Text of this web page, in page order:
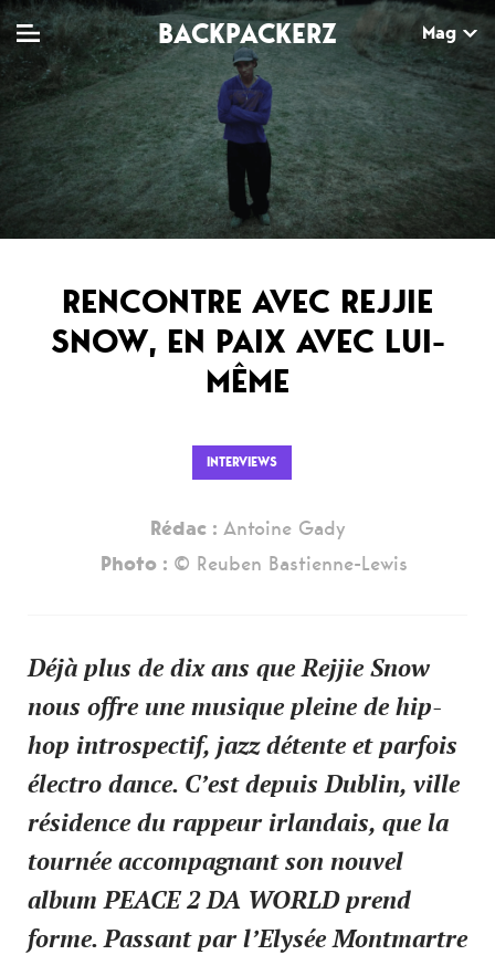
BACKPACKERZ Mag
TV
Clips
Live
Documentaires
Web-séries
MAG
Dossiers
Tops
Interviews
Chroniques
Sorties
Newsletter
AGENDA
Paris
Festivals
RENCONTRE AVEC REJJIE
SNOW, EN PAIX AVEC LUI-
MÊME
INTERVIEWS
Rédac : Antoine Gady
Photo : © Reuben Bastienne-Lewis
Déjà plus de dix ans que Rejjie Snow
nous offre une musique pleine de hip-
hop introspectif, jazz détente et parfois
électro dance. C’est depuis Dublin, ville
résidence du rappeur irlandais, que la
tournée accompagnant son nouvel
album PEACE 2 DA WORLD prend
forme. Passant par l’Elysée Montmartre